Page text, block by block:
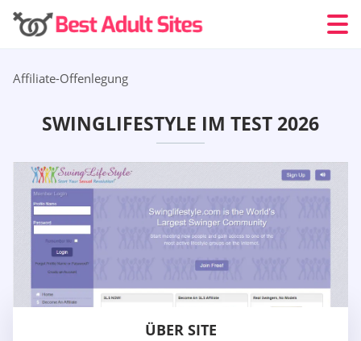
Affiliate-Offenlegung
SWINGLIFESTYLE IM TEST 2026
ÜBER SITE